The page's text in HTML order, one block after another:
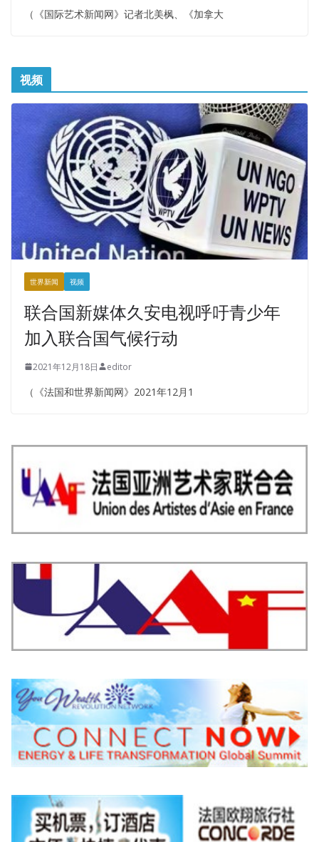
（《国际艺术新闻网》记者北美枫、《加拿大
视频
世界新闻 视频
联合国新媒体久安电视呼吁青少年
加入联合国气候行动
2021年12月18日 editor
（《法国和世界新闻网》2021年12月1